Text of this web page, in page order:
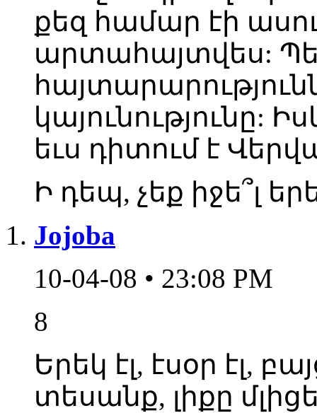
քեզ համար էի
արտահայտվես:
կայունությունը:
եւս դիտում է
Ի դեպ, չեք իջե՞լ
Jojoba
10-04-08 • 23:08 PM
8
Երեկ էլ, էսօր էլ,
տեսանք, լիքը